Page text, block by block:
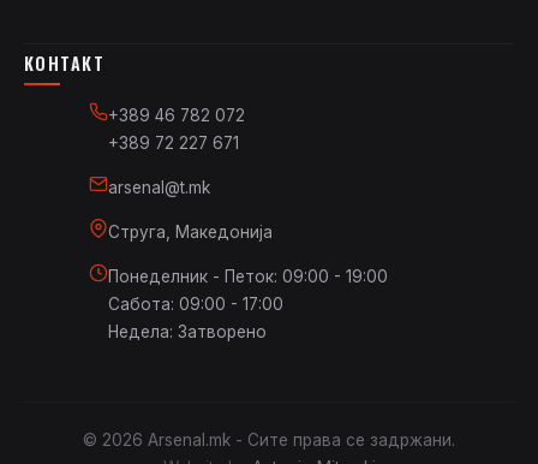
КОНТАКТ
+389 46 782 072
+389 72 227 671
arsenal@t.mk
Струга, Македонија
Понеделник - Петок: 09:00 - 19:00
Сабота: 09:00 - 17:00
Недела: Затворено
© 2026 Arsenal.mk - Сите права се задржани.